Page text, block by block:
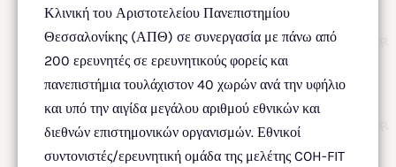
Κλινική του Αριστοτελείου Πανεπιστημίου
Θεσσαλονίκης (ΑΠΘ) σε συνεργασία με πάνω από
200 ερευνητές σε ερευνητικούς φορείς και
πανεπιστήμια τουλάχιστον 40 χωρών ανά την υφήλιο
και υπό την αιγίδα μεγάλου αριθμού εθνικών και
διεθνών επιστημονικών οργανισμών. Εθνικοί
συντονιστές/ερευνητική ομάδα της μελέτης COH-FIT